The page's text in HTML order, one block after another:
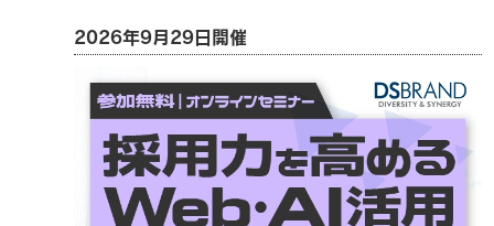
2026年9月29日開催